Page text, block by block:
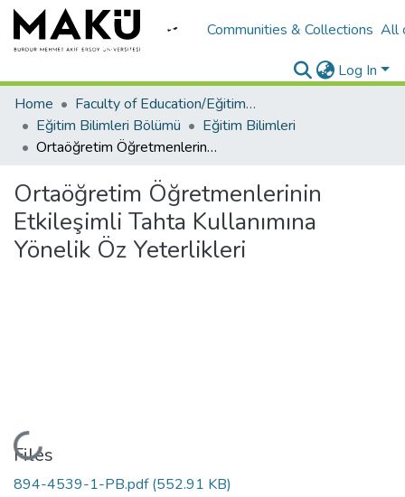
Communities & Collections All
Log In
Home
Faculty of Education/Eğitim Fakültesi
Eğitim Bilimleri Bölümü
Eğitim Bilimleri
Ortaöğretim Öğretmenlerinin Etkileşimli Tahta Kullanımına Yönelik Öz Yeterlikleri
Ortaöğretim Öğretmenlerinin
Etkileşimli Tahta Kullanımına
Yönelik Öz Yeterlikleri
Loading...
Files
894-4539-1-PB.pdf(552.91 KB)